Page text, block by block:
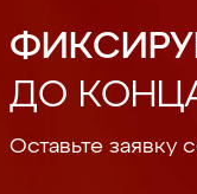
ДО
Оставьте заявку